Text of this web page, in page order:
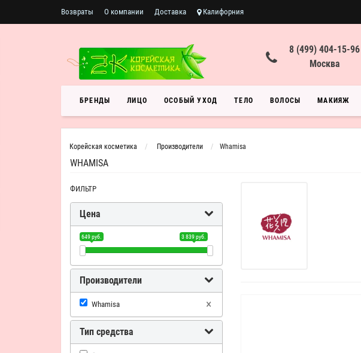
Возвраты О компании Доставка Калифорния
8 (499) 404-15-96
Москва
БРЕНДЫ ЛИЦО ОСОБЫЙ УХОД ТЕЛО ВОЛОСЫ МАКИЯЖ
Корейская косметика Производители Whamisa
WHAMISA
ФИЛЬТР
Цена
649 руб. 3 839 руб.
Производители
Whamisa ×
Тип средства